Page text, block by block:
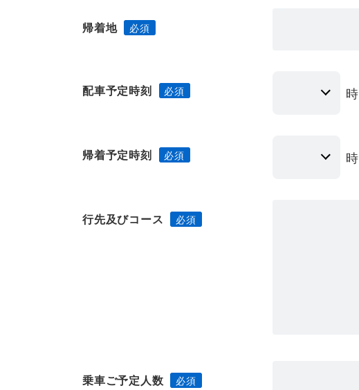
帰着地
配車予定時刻 時
帰着予定時刻 時
行先及びコース
乗車ご予定人数